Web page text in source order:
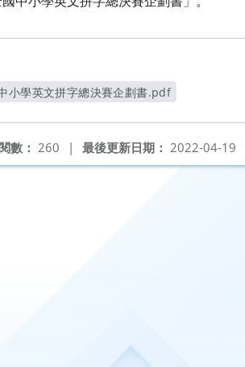
小學英文拼字總決賽企劃書.pdf
最後更新日期： 2022-04-19
數： 260 |